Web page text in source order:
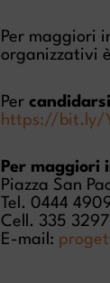
Per maggiori
organizzativi
Per candidarsi
https://bit.ly/
Per maggiori
Piazza San
Tel. 0444
Cell. 335
E-mail: